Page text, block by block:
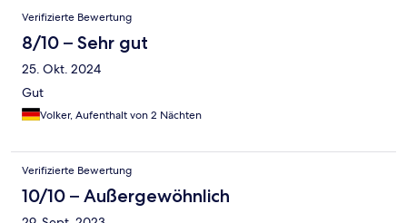
Verifizierte Bewertung
8/10 – Sehr gut
25. Okt. 2024
Gut
Volker, Aufenthalt von 2 Nächten
Verifizierte Bewertung
10/10 – Außergewöhnlich